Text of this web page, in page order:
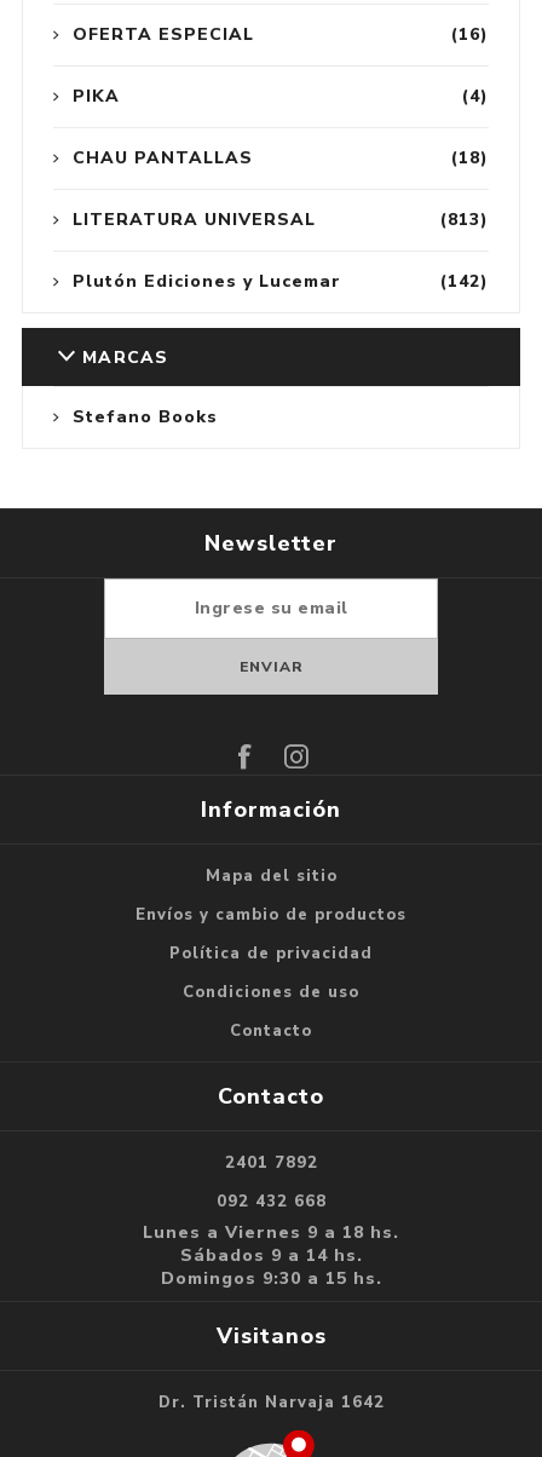
(16)
OFERTA ESPECIAL
(4)
PIKA
(18)
CHAU PANTALLAS
(813)
LITERATURA UNIVERSAL
(142)
Plutón Ediciones y Lucemar
MARCAS
Stefano Books
Newsletter
Información
Mapa del sitio
Envíos y cambio de productos
Política de privacidad
Condiciones de uso
Contacto
Contacto
2401 7892
092 432 668
Lunes a Viernes 9 a 18 hs.
Sábados 9 a 14 hs.
Domingos 9:30 a 15 hs.
Visitanos
Dr. Tristán Narvaja 1642